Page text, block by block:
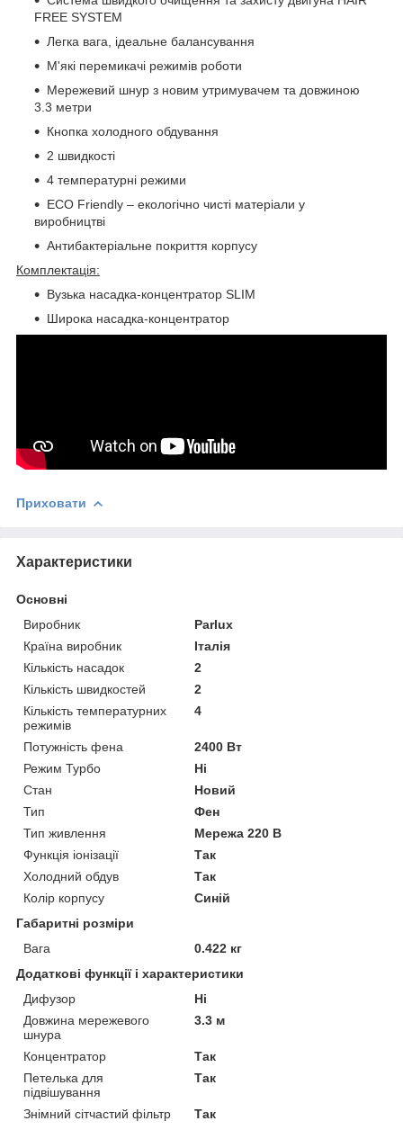
FREE SYSTEM
Легка вага, ідеальне балансування
М'які перемикачі режимів роботи
Мережевий шнур з новим утримувачем та довжиною
3.3 метри
Кнопка холодного обдування
2 швидкості
4 температурні режими
ECO Friendly – екологічно чисті матеріали у
виробництві
Антибактеріальне покриття корпусу
Комплектація:
Вузька насадка-концентратор SLIM
Широка насадка-концентратор
Приховати
Характеристики
Основні
Виробник
Parlux
Країна виробник
Італія
Кількість насадок
2
Кількість швидкостей
2
Кількість температурних
режимів
4
Потужність фена
2400 Вт
Режим Турбо
Ні
Стан
Новий
Тип
Фен
Тип живлення
Мережа 220 В
Функція іонізації
Так
Холодний обдув
Так
Колір корпусу
Синій
Габаритні розміри
Вага
0.422 кг
Додаткові функції і характеристики
Дифузор
Ні
Довжина мережевого
шнура
3.3 м
Концентратор
Так
Петелька для
підвішування
Так
Знімний сітчастий фільтр
Так